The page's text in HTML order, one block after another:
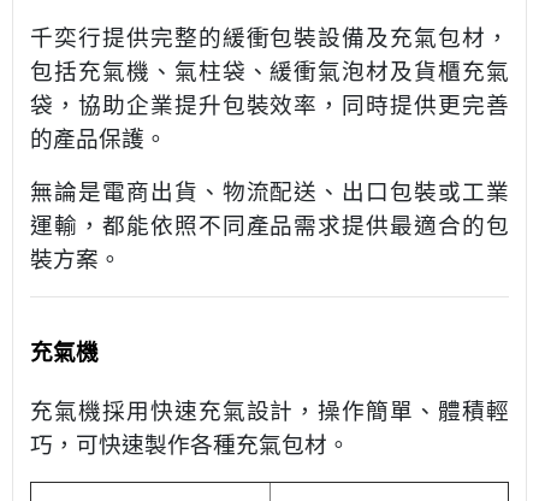
千奕行提供完整的緩衝包裝設備及充氣包材，
包括充氣機、氣柱袋、緩衝氣泡材及貨櫃充氣
袋，協助企業提升包裝效率，同時提供更完善
的產品保護。
無論是電商出貨、物流配送、出口包裝或工業
運輸，都能依照不同產品需求提供最適合的包
裝方案。
充氣機
充氣機採用快速充氣設計，操作簡單、體積輕
巧，可快速製作各種充氣包材。